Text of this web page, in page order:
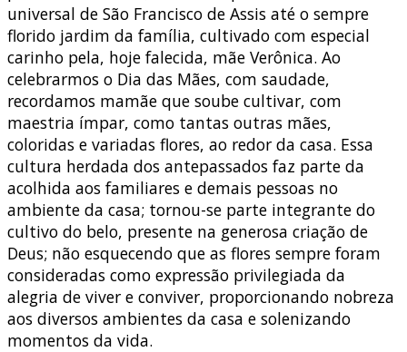
universal de São Francisco de Assis até o sempre
florido jardim da família, cultivado com especial
carinho pela, hoje falecida, mãe Verônica. Ao
celebrarmos o Dia das Mães, com saudade,
recordamos mamãe que soube cultivar, com
maestria ímpar, como tantas outras mães,
coloridas e variadas flores, ao redor da casa. Essa
cultura herdada dos antepassados faz parte da
acolhida aos familiares e demais pessoas no
ambiente da casa; tornou-se parte integrante do
cultivo do belo, presente na generosa criação de
Deus; não esquecendo que as flores sempre foram
consideradas como expressão privilegiada da
alegria de viver e conviver, proporcionando nobreza
aos diversos ambientes da casa e solenizando
momentos da vida.